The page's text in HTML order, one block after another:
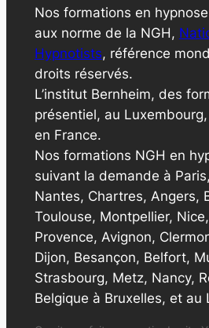
Nos formations en
aux norme de la NGH,
Hypnotists, référence
droits réservés.
L’institut Bernheim, des
présentiel, au
en France.
Nos formations NGH en
suivant la demande à
Nantes, Chartres, Angers,
Toulouse, Montpellier,
Provence, Avignon,
Dijon, Besançon, Belfort,
Strasbourg, Metz, Nancy,
Belgique à Bruxelles, et au